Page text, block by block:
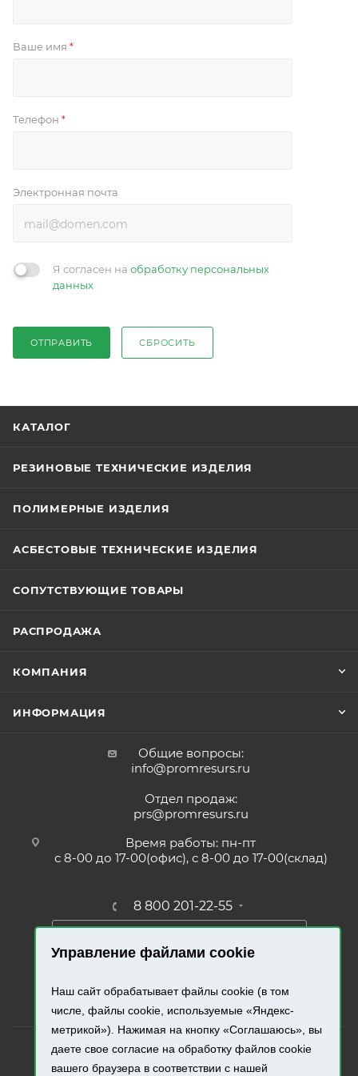
Управление файлами cookie
Наш сайт обрабатывает файлы cookie (в том
числе, файлы cookie, используемые «Яндекс-
метрикой»). Нажимая на кнопку «Соглашаюсь», вы
даете свое согласие на обработку файлов cookie
вашего браузера в соответствии с нашей
Ваше имя *
Телефон *
Электронная почта
Я согласен на обработку персональных
данных
ОТПРАВИТЬ СБРОСИТЬ
КАТАЛОГ
РЕЗИНОВЫЕ ТЕХНИЧЕСКИЕ ИЗДЕЛИЯ
ПОЛИМЕРНЫЕ ИЗДЕЛИЯ
АСБЕСТОВЫЕ ТЕХНИЧЕСКИЕ ИЗДЕЛИЯ
СОПУТСТВУЮЩИЕ ТОВАРЫ
РАСПРОДАЖА
КОМПАНИЯ
ИНФОРМАЦИЯ
Общие вопросы:
info@promresurs.ru
Отдел продаж:
prs@promresurs.ru
Время работы: пн-пт
с 8-00 до 17-00(офис), с 8-00 до 17-00(склад)
8 800 201-22-55